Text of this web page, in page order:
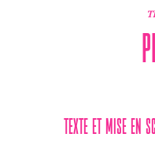
TEXTE ET MISE EN